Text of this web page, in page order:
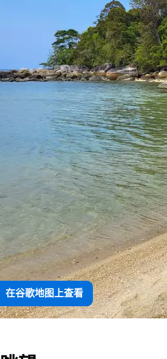
在谷歌地图上查看